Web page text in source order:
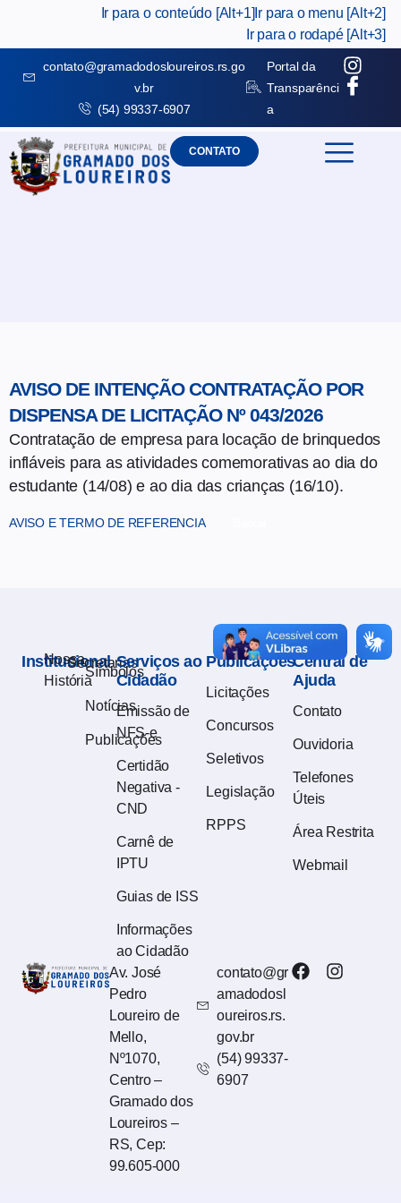
Ir para o conteúdo [Alt+1] Ir para o menu [Alt+2]
Ir para o rodapé [Alt+3]
contato@gramadodosloureiros.rs.go
v.br
(54) 99337-6907
Portal da
Transparênci
a
CONTATO
AVISO DE INTENÇÃO CONTRATAÇÃO POR
DISPENSA DE LICITAÇÃO Nº 043/2026
Contratação de empresa para locação de brinquedos
infláveis para as atividades comemorativas ao dia do
estudante (14/08) e ao dia das crianças (16/10).
AVISO E TERMO DE REFERENCIA
Av. José
Pedro
Loureiro de
Mello,
Nº1070,
Centro –
Gramado dos
Loureiros –
RS, Cep:
99.605-000
contato@gr
amadodosl
oureiros.rs.
gov.br
(54) 99337-
6907
Institucional
Nossa
História
Secretarias
Símbolos
Notícias
Publicações
Serviços ao
Cidadão
Emissão de
NFS-e
Certidão
Negativa -
CND
Carnê de
IPTU
Guias de ISS
Informações
ao Cidadão
Publicações
Licitações
Concursos
Seletivos
Legislação
RPPS
Central de
Ajuda
Contato
Ouvidoria
Telefones
Úteis
Área Restrita
Webmail